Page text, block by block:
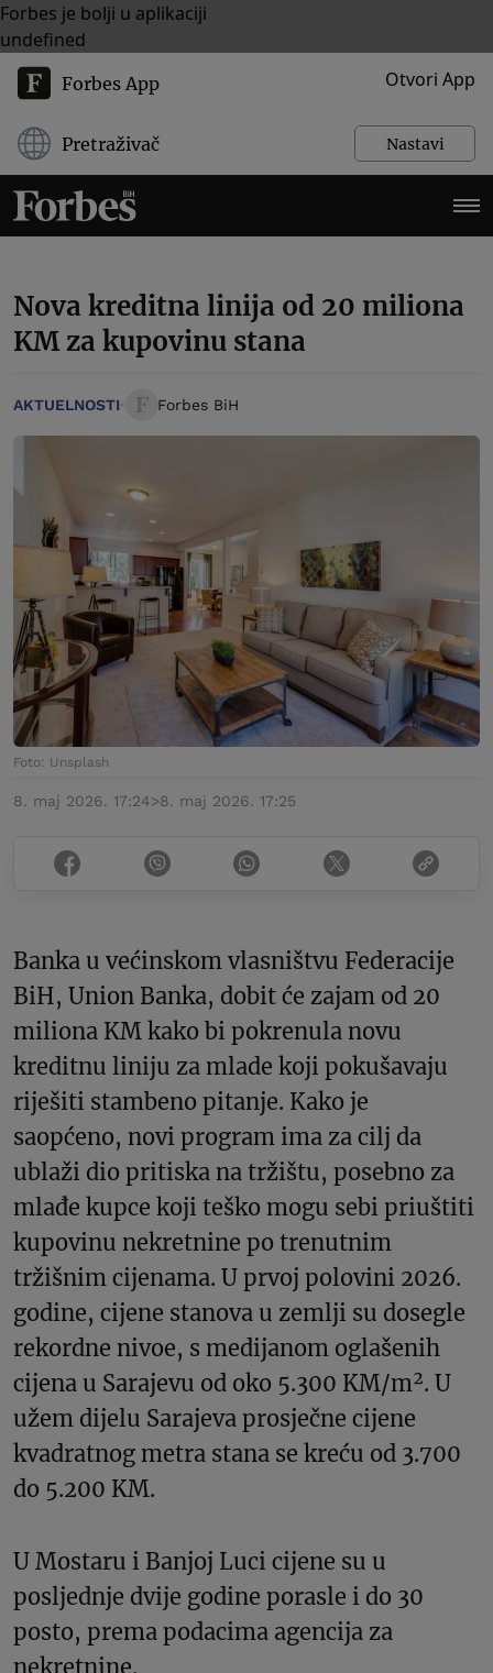
Forbes je bolji u aplikaciji
undefined
Forbes App Otvori App
Pretraživač Nastavi
Nova kreditna linija od 20 miliona
KM za kupovinu stana
AKTUELNOSTI Forbes BiH
Foto: Unsplash
8. maj 2026. 17:24>8. maj 2026. 17:25
Banka u većinskom vlasništvu Federacije
BiH, Union Banka, dobit će zajam od 20
miliona KM kako bi pokrenula novu
kreditnu liniju za mlade koji pokušavaju
riješiti stambeno pitanje. Kako je
saopćeno, novi program ima za cilj da
ublaži dio pritiska na tržištu, posebno za
mlađe kupce koji teško mogu sebi priuštiti
kupovinu nekretnine po trenutnim
tržišnim cijenama. U prvoj polovini 2026.
godine, cijene stanova u zemlji su dosegle
rekordne nivoe, s medijanom oglašenih
cijena u Sarajevu od oko 5.300 KM/m². U
užem dijelu Sarajeva prosječne cijene
kvadratnog metra stana se kreću od 3.700
do 5.200 KM.
U Mostaru i Banjoj Luci cijene su u
posljednje dvije godine porasle i do 30
posto, prema podacima agencija za
nekretnine.